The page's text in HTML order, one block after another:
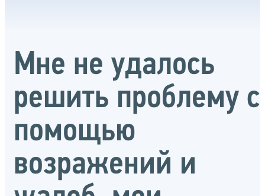
Мне не удалось
решить проблему с
помощью
возражений и